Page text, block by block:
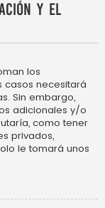
y el
los
casos necesitará
Sin embargo,
adicionales y/o
como tener
privados,
le tomará unos